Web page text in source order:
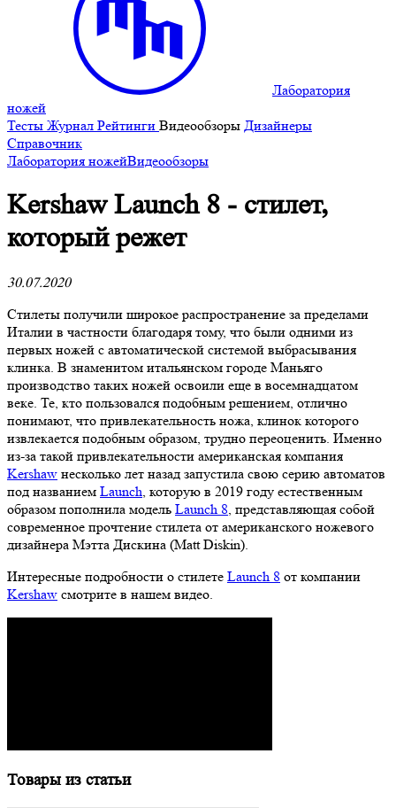
Лаборатория
ножей
Тесты Журнал Рейтинги Видеообзоры Дизайнеры
Справочник
Лаборатория ножейВидеообзоры
Kershaw Launch 8 - стилет,
который режет
30.07.2020
Стилеты получили широкое распространение за пределами
Италии в частности благодаря тому, что были одними из
первых ножей с автоматической системой выбрасывания
клинка. В знаменитом итальянском городе Маньяго
производство таких ножей освоили еще в восемнадцатом
веке. Те, кто пользовался подобным решением, отлично
понимают, что привлекательность ножа, клинок которого
извлекается подобным образом, трудно переоценить. Именно
из-за такой привлекательности американская компания
Kershaw несколько лет назад запустила свою серию автоматов
под названием Launch , которую в 2019 году естественным
образом пополнила модель Launch 8 , представляющая собой
современное прочтение стилета от американского ножевого
дизайнера Мэтта Дискина (Matt Diskin).
Интересные подробности о стилете Launch 8 от компании
Kershaw смотрите в нашем видео.
Товары из статьи